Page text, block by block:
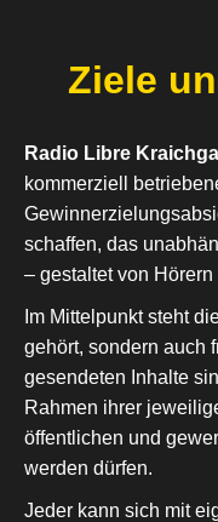
Ziele
Radio Libre
kommerziell
schaffen, das
– gestaltet von Hörern
Im Mittelpunkt steht
gehört, sondern auch
gesendeten Inhalte
Rahmen ihrer
öffentlichen und
werden dürfen.
Jeder kann sich mit